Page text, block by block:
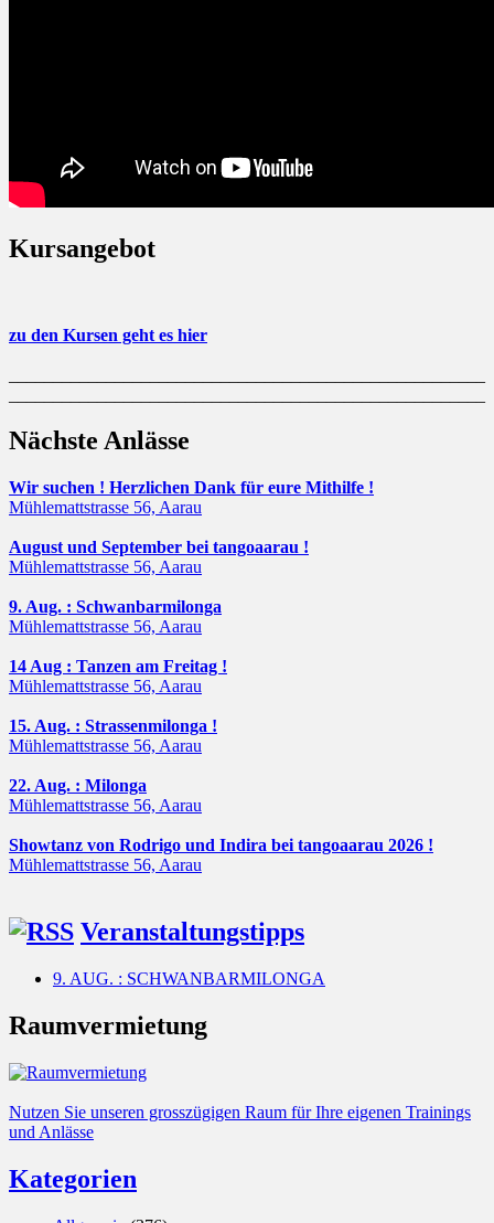
Kursangebot
zu den Kursen geht es hier
Nächste Anlässe
Wir suchen ! Herzlichen Dank für eure Mithilfe !
Mühlemattstrasse 56, Aarau
August und September bei tangoaarau !
Mühlemattstrasse 56, Aarau
9. Aug. : Schwanbarmilonga
Mühlemattstrasse 56, Aarau
14 Aug : Tanzen am Freitag !
Mühlemattstrasse 56, Aarau
15. Aug. : Strassenmilonga !
Mühlemattstrasse 56, Aarau
22. Aug. : Milonga
Mühlemattstrasse 56, Aarau
Showtanz von Rodrigo und Indira bei tangoaarau 2026 !
Mühlemattstrasse 56, Aarau
Veranstaltungstipps
9. AUG. : SCHWANBARMILONGA
Raumvermietung
Nutzen Sie unseren grosszügigen Raum für Ihre eigenen Trainings
und Anlässe
Kategorien